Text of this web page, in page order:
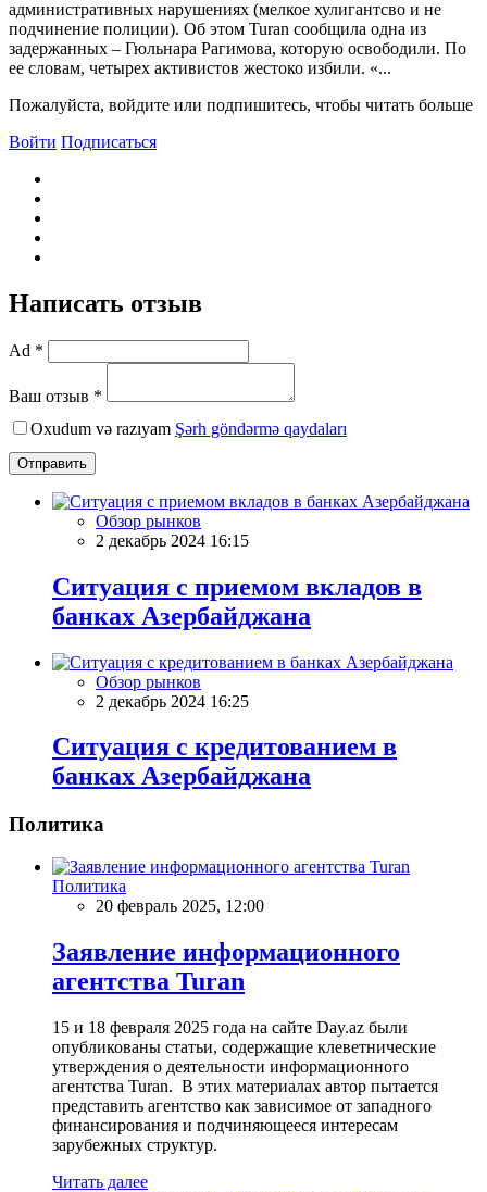
административных нарушениях (мелкое хулигантсво и не
подчинение полиции). Об этом Turan сообщила одна из
задержанных – Гюльнара Рагимова, которую освободили. По
ее словам, четырех активистов жестоко избили. «...
Пожалуйста, войдите или подпишитесь, чтобы читать больше
Войти Подписаться
Написать отзыв
Ad *
Ваш отзыв *
Oxudum və razıyam Şərh göndərmə qaydaları
Отправить
Обзор рынков
2 декабрь 2024 16:15
Ситуация с приемом вкладов в
банках Азербайджана
Обзор рынков
2 декабрь 2024 16:25
Ситуация с кредитованием в
банках Азербайджана
Политика
Политика
20 февраль 2025, 12:00
Заявление информационного
агентства Turan
15 и 18 февраля 2025 года на сайте Day.az были
опубликованы статьи, содержащие клеветнические
утверждения о деятельности информационного
агентства Turan. В этих материалах автор пытается
представить агентство как зависимое от западного
финансирования и подчиняющееся интересам
зарубежных структур.
Читать далее